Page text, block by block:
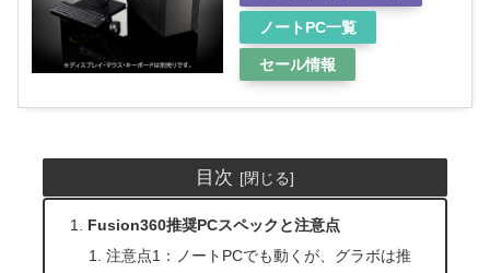
ノートPC一覧
セール情報
目次
Fusion360推奨PCスペックと注意点
注意点1：ノートPCでも動くが、グラボは推